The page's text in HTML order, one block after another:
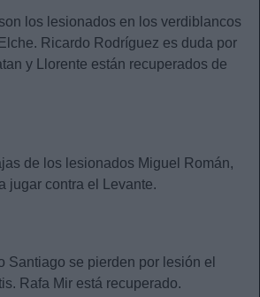
los lesionados en los verdiblancos
Ricardo Rodríguez es duda por
y Llorente están recuperados de
de los lesionados Miguel Román,
jugar contra el Levante.
Santiago se pierden por lesión el
Rafa Mir está recuperado.